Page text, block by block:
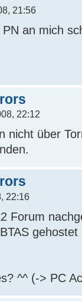
21:56
an mich
22:12
nicht über
22:16
Forum
^^ (-> PC